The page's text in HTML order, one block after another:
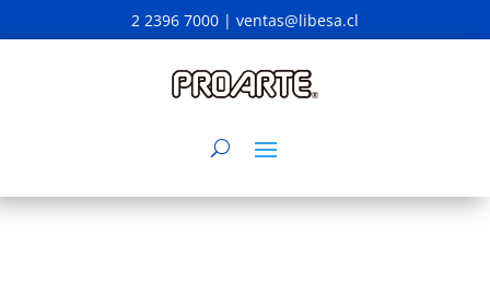
2 2396 7000 | ventas@libesa.cl